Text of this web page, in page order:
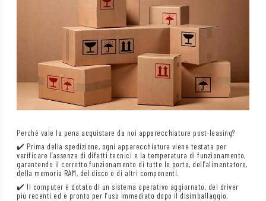
Perché vale la pena acquistare da noi apparecchiature post-leasing?
✔️ Prima della spedizione, ogni apparecchiatura viene testata per
verificare l’assenza di difetti tecnici e la temperatura di funzionamento,
garantendo il corretto funzionamento di tutte le porte, dell’alimentatore,
della memoria RAM, del disco e di altri componenti.
✔️ Il computer è dotato di un sistema operativo aggiornato, dei driver
più recenti ed è pronto per l’uso immediato dopo il disimballaggio.